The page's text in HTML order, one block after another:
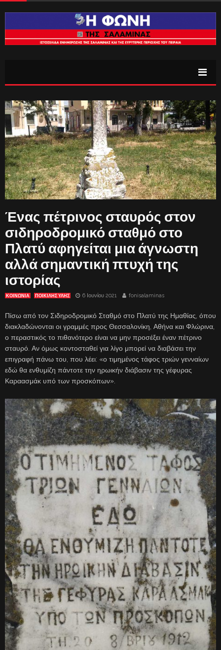
Ένας πέτρινος σταυρός στον
σιδηροδρομικό σταθμό στο
Πλατύ αφηγείται μια άγνωστη
αλλά σημαντική πτυχή της
ιστορίας
ΚΟΙΝΩΝΙΑ ΠΟΙΚΙΛΗΣ ΥΛΗΣ 6 Ιουνίου 2021 fonisalaminas
Πίσω από τον Σιδηροδρομικό Σταθμό στο Πλατύ της Ημαθίας, όπου
διακλαδώνονται οι γραμμές προς Θεσσαλονίκη, Αθήνα και Φλώρινα,
ο περαστικός το πιθανότερο είναι να μην προσέξει έναν πέτρινο
σταυρό. Αν όμως κοντοσταθεί για λίγο μπορεί να διαβάσει την
επιγραφή πάνω του, που λέει: «ο τιμημένος τάφος τριών γενναίων
εδώ θα ενθυμίζη πάντοτε την ηρωικήν διάβασιν της γέφυρας
Καραασμάκ υπό των προσκόπων».